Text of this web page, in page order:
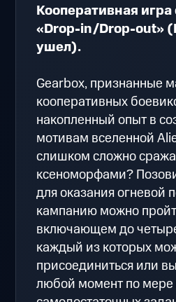
Кооперативная
«Drop-in/Drop-out»
ушел).
Gearbox, признанные
кооперативных
накопленный опыт в
мотивам вселенной
слишком сложно
ксеноморфами?
для оказания огневой
кампанию можно
включающем до
каждый из которых
присоединиться или
любой момент по